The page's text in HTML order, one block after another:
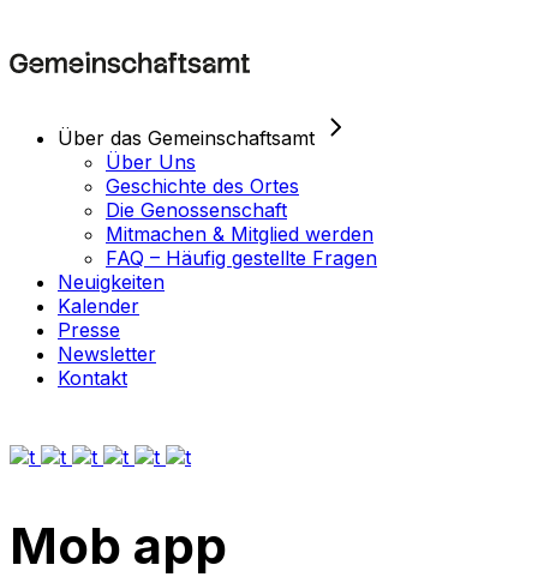
Über das Gemeinschaftsamt
Über Uns
Geschichte des Ortes
Die Genossenschaft
Mitmachen & Mitglied werden
FAQ – Häufig gestellte Fragen
Neuigkeiten
Kalender
Presse
Newsletter
Kontakt
Mob app